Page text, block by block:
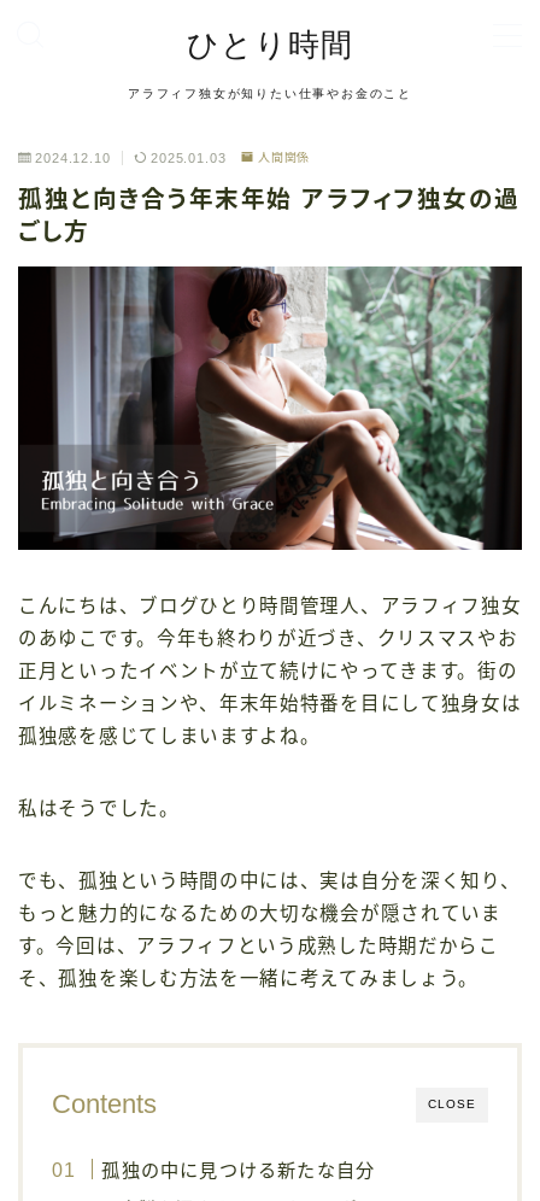
ひとり時間
アラフィフ独女が知りたい仕事やお金のこと
デモプリセット記事 #2
デモプリセット記事 #6
デモプリセット記事 #8
デモプリセット記事 #8
デモプリセット記事 Part04
デモプリセット記事 Part06
トップページ
プライバシーポリシー
利用規約／特定商取引法に基づく表記
有料記事の決済完了ページ
管理人プロフィール
記事一覧
2024.12.10 2025.01.03 人間関係
孤独と向き合う年末年始 アラフィフ独女の過
ごし方
こんにちは、ブログひとり時間管理人、アラフィフ独女
のあゆこです。今年も終わりが近づき、クリスマスやお
正月といったイベントが立て続けにやってきます。街の
イルミネーションや、年末年始特番を目にして独身女は
孤独感を感じてしまいますよね。
私はそうでした。
でも、孤独という時間の中には、実は自分を深く知り、
もっと魅力的になるための大切な機会が隠されていま
す。今回は、アラフィフという成熟した時期だからこ
そ、孤独を楽しむ方法を一緒に考えてみましょう。
CLOSE
Contents
孤独の中に見つける新たな自分